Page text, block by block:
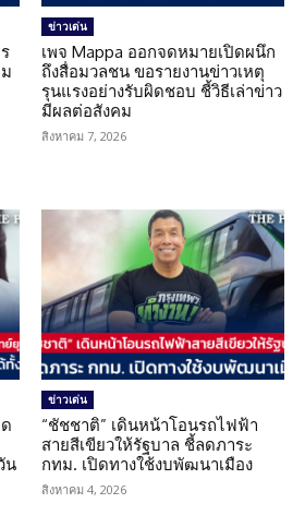
ข่าวเด่น
เพจ Mappa ออกจดหมายเปิดผนึก
ถึงสื่อมวลชน ขอรายงานข่าวเหตุ
รุนแรงอย่างรับผิดชอบ ชี้วิธีเล่าข่าว
มีผลต่อสังคม
สิงหาคม 7, 2026
น
ข่าวเด่น
“ชัชชาติ” เดินหน้าโอนรถไฟฟ้า
สายสีเขียวให้รัฐบาล ชี้ลดภาระ
กทม. เปิดทางใช้งบพัฒนาเมือง
สิงหาคม 4, 2026